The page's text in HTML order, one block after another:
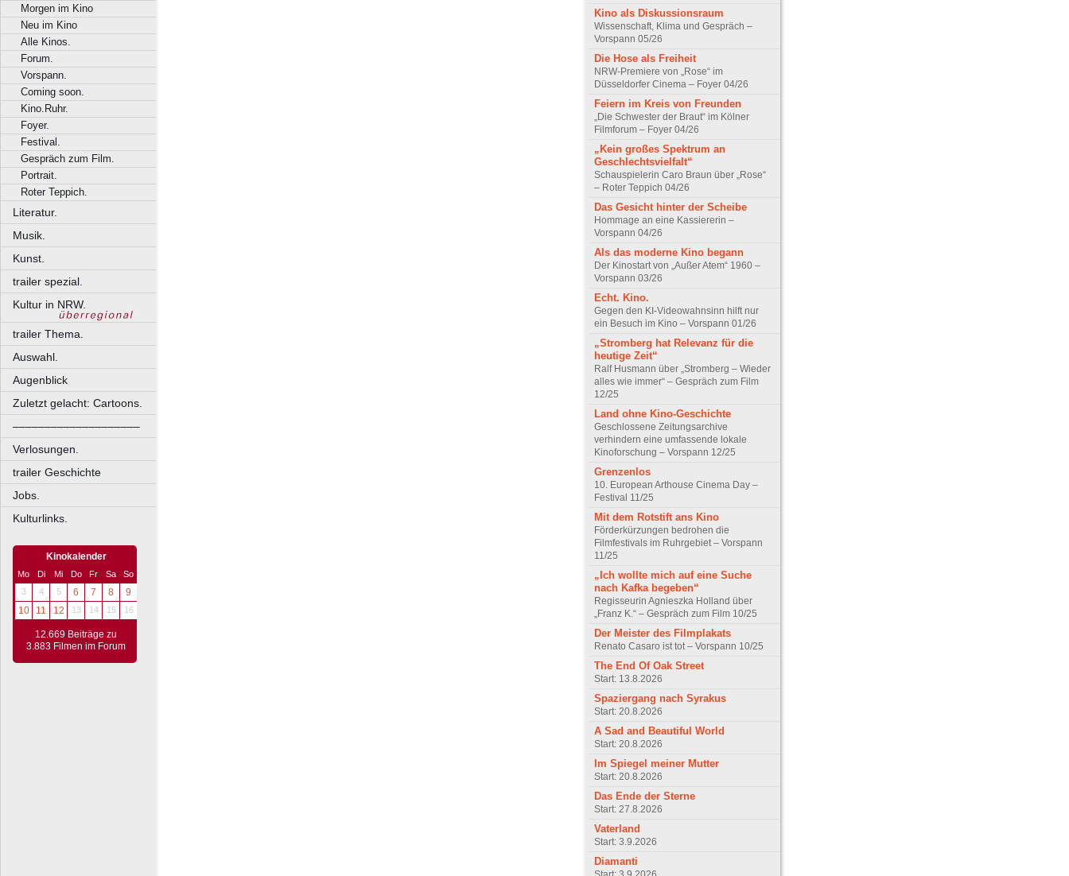
Morgen im Kino
Neu im Kino
Alle Kinos.
Forum.
Vorspann.
Coming soon.
Kino.Ruhr.
Foyer.
Festival.
Gespräch zum Film.
Portrait.
Roter Teppich.
Literatur.
Musik.
Kunst.
trailer spezial.
Kultur in NRW.
trailer Thema.
Auswahl.
Augenblick
Zuletzt gelacht: Cartoons.
––––––––––––––––––––
Verlosungen.
trailer Geschichte
Jobs.
Kulturlinks.
Kinokalender
Mo Di Mi Do Fr Sa
So
3
4 5 6 7 8
9
10
11 12 13 14 15 16
12.669 Beiträge zu
3.883 Filmen im Forum
Kino als Diskussionsraum
Wissenschaft, Klima und Gespräch –
Vorspann 05/26
Die Hose als Freiheit
NRW-Premiere von „Rose“ im
Düsseldorfer Cinema – Foyer 04/26
Feiern im Kreis von Freunden
„Die Schwester der Braut“ im Kölner
Filmforum – Foyer 04/26
„Kein großes Spektrum an
Geschlechtsvielfalt“
Schauspielerin Caro Braun über „Rose“
– Roter Teppich 04/26
Das Gesicht hinter der Scheibe
Hommage an eine Kassiererin –
Vorspann 04/26
Als das moderne Kino begann
Der Kinostart von „Außer Atem“ 1960 –
Vorspann 03/26
Echt. Kino.
Gegen den KI-Videowahnsinn hilft nur
ein Besuch im Kino – Vorspann 01/26
„Stromberg hat Relevanz für die
heutige Zeit“
Ralf Husmann über „Stromberg – Wieder
alles wie immer“ – Gespräch zum Film
12/25
Land ohne Kino-Geschichte
Geschlossene Zeitungsarchive
verhindern eine umfassende lokale
Kinoforschung – Vorspann 12/25
Grenzenlos
10. European Arthouse Cinema Day –
Festival 11/25
Mit dem Rotstift ans Kino
Förderkürzungen bedrohen die
Filmfestivals im Ruhrgebiet – Vorspann
11/25
„Ich wollte mich auf eine Suche
nach Kafka begeben“
Regisseurin Agnieszka Holland über
„Franz K.“ – Gespräch zum Film 10/25
Der Meister des Filmplakats
Renato Casaro ist tot – Vorspann 10/25
The End Of Oak Street
Start: 13.8.2026
Spaziergang nach Syrakus
Start: 20.8.2026
A Sad and Beautiful World
Start: 20.8.2026
Im Spiegel meiner Mutter
Start: 20.8.2026
Das Ende der Sterne
Start: 27.8.2026
Vaterland
Start: 3.9.2026
Diamanti